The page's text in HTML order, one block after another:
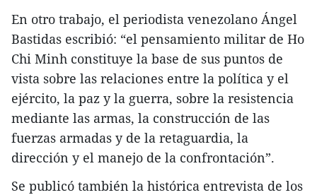
En otro trabajo, el periodista venezolano Ángel
Bastidas escribió: “el pensamiento militar de Ho
Chi Minh constituye la base de sus puntos de
vista sobre las relaciones entre la política y el
ejército, la paz y la guerra, sobre la resistencia
mediante las armas, la construcción de las
fuerzas armadas y de la retaguardia, la
dirección y el manejo de la confrontación”.
Se publicó también la histórica entrevista de los